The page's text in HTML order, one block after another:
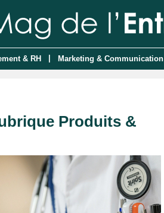
& RH Marketing & Communication
Produits &